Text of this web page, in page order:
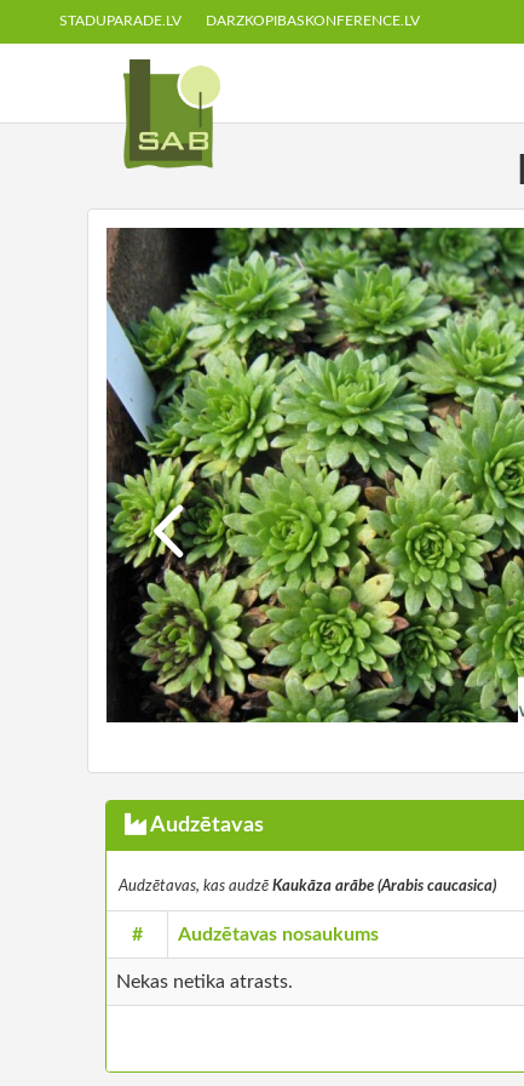
STADUPARADE.LV DARZKOPIBASKONFERENCE.LV
Audzētavas
Audzētavas, kas audzē Kaukāza arābe (Arabis caucasica)
# Audzētavas nosaukums
Nekas netika atrasts.